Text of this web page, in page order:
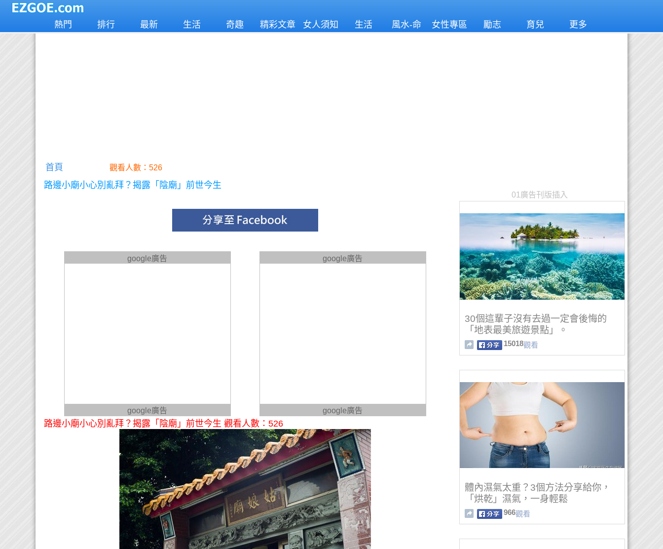
熱門 排行 最新 生活 奇趣 精彩文章 女人須知 生活
風水-命
女性專區 勵志 育兒 更多
首頁 觀看人數：526
路邊小廟小心別亂拜？揭露「陰廟」前世今生
google廣告
google廣告
google廣告
google廣告
路邊小廟小心別亂拜？揭露「陰廟」前世今生 觀看人數：526
01廣告刊版插入
30個這輩子沒有去過一定會後悔的
「地表最美旅遊景點」。
15018觀看
體內濕氣太重？3個方法分享給你，
「烘乾」濕氣，一身輕鬆
966觀看